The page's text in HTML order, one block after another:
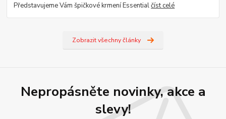
Představujeme Vám špičkové krmení Essentialčíst celé
Zobrazit všechny články
Nepropásněte novinky, akce a
slevy!